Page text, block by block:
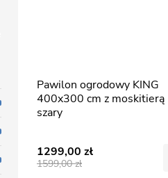
Pawilon ogrodowy KING
400x300 cm z moskitierą
szary
1299,00
1599,00